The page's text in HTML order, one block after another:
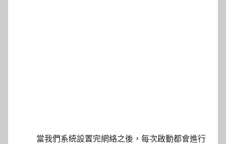
當我們系統設置完網絡之後，每次啟動都會進行